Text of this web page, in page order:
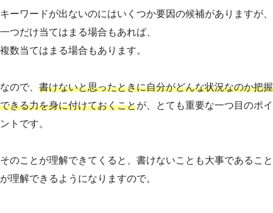
キーワードが出ないのにはいくつか要因の候補がありますが、
一つだけ当てはまる場合もあれば、
複数当てはまる場合もあります。
なので、 書けないと思ったときに自分がどんな状況なのか把握
できる力を身に付けておくことが、とても重要な一つ目のポイ
ントです。
そのことが理解できてくると、書けないことも大事であること
が理解できるようになりますので。